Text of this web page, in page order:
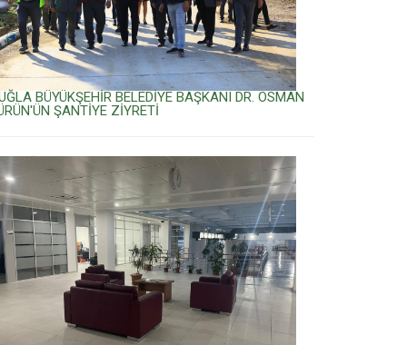
BÜYÜKŞEHİR BELEDİYE BAŞKANI DR. OSMAN
ŞANTİYE ZİYRETİ